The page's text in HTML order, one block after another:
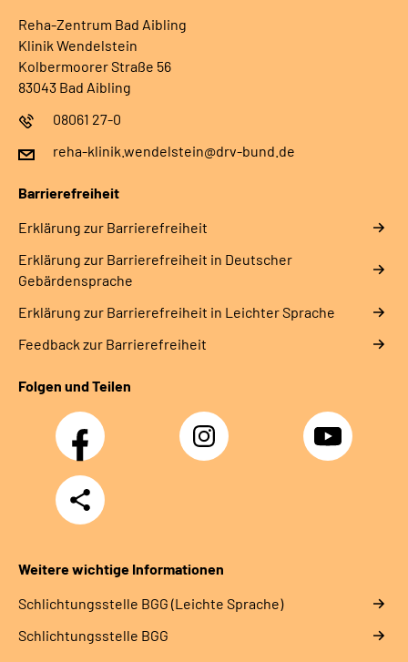
Reha-Zentrum Bad Aibling
Klinik Wendelstein
Kolbermoorer Straße 56
83043 Bad Aibling
08061 27-0
reha-klinik.wendelstein@drv-bund.de
Barrierefreiheit
Erklärung zur Barrierefreiheit
Erklärung zur Barrierefreiheit in Deutscher
Gebärdensprache
Erklärung zur Barrierefreiheit in Leichter Sprache
Feedback zur Barrierefreiheit
Folgen und Teilen
Facebook Instagram YouTube
Teilen
Weitere wichtige Informationen
Schlich­tungs­stel­le BGG (Leichte Sprache)
Schlich­tungs­stel­le BGG